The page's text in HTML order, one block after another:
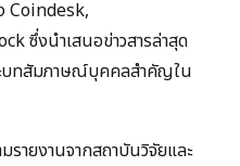
Coindesk,
ซึ่งนำเสนอข่าวสารล่าสุด
ะบทสัมภาษณ์บุคคลสำคัญใน
ายงานจากสถาบันวิจัยและ